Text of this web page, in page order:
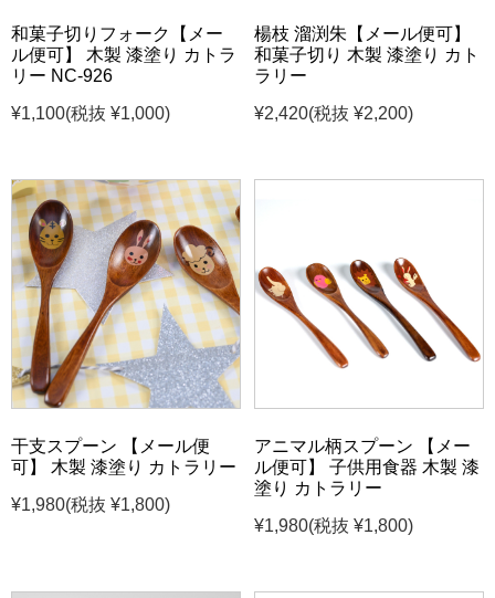
和菓子切りフォーク【メー
ル便可】 木製 漆塗り カトラ
リー NC-926
¥1,100(税抜 ¥1,000)
楊枝 溜渕朱【メール便可】
和菓子切り 木製 漆塗り カト
ラリー
¥2,420(税抜 ¥2,200)
干支スプーン 【メール便
可】 木製 漆塗り カトラリー
¥1,980(税抜 ¥1,800)
アニマル柄スプーン 【メー
ル便可】 子供用食器 木製 漆
塗り カトラリー
¥1,980(税抜 ¥1,800)